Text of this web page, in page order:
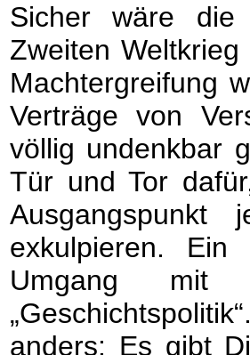
Sicher wäre die
Zweiten
Machtergreifung
Verträge von
völlig undenkbar
Tür und Tor
exkulpieren.
Umgang mit
anders: Es gibt